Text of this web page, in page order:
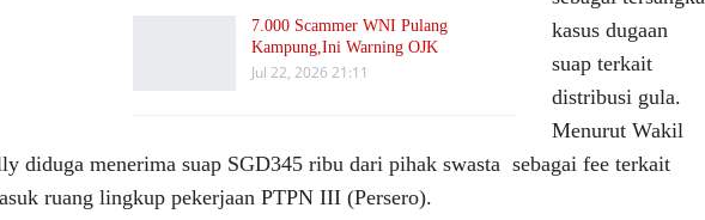
7.000 Scammer WNI Pulang
Kampung,Ini Warning OJK
Jul 22, 2026 21:11
kasus dugaan
suap terkait
distribusi gula.
Menurut Wakil
diduga menerima suap SGD345 ribu dari pihak swasta sebagai fee terkait
ruang lingkup pekerjaan PTPN III (Persero).